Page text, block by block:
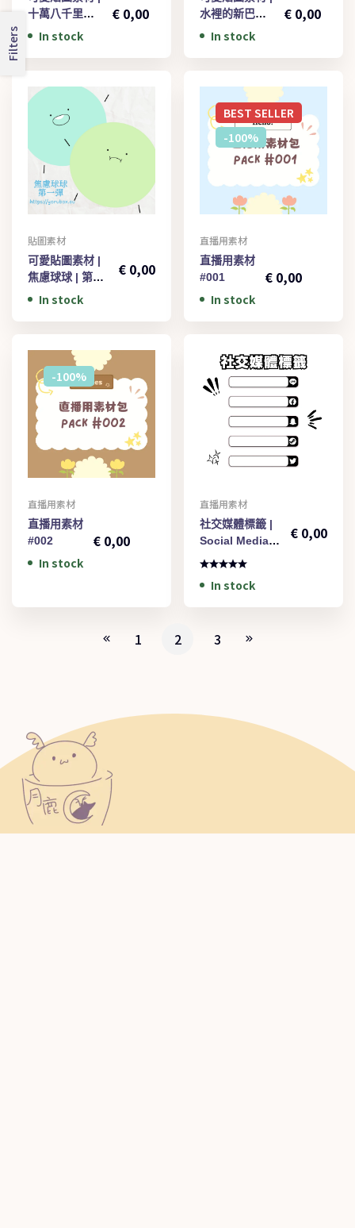
Filters
十萬八千里外
的軟軟石們 | 第
ThousandS
Miles Away
€ 0,00
In stock
水裡的新巴布 |
第二彈 | Cute
€ 0,00
In stock
貼圖素材
可愛貼圖素材 |
焦慮球球 | 第一
€ 0,00
In stock
BEST SELLER
-100%
直播用素材
直播用素材
#001
€ 0,00
In stock
-100%
直播用素材
直播用素材
#002
€ 0,00
In stock
直播用素材
社交媒體標籤 |
Social Media
Labels
€ 0,00
In stock
1 2 3